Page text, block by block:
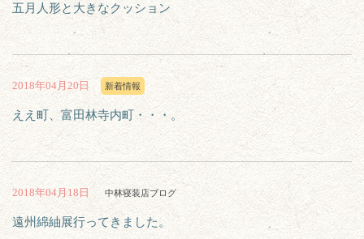
五月人形と大きなクッション
2018年04月20日 新着情報
ええ町、富田林寺内町・・・。
2018年04月18日 中林寝装店ブログ
遠州綿紬展行ってきました。